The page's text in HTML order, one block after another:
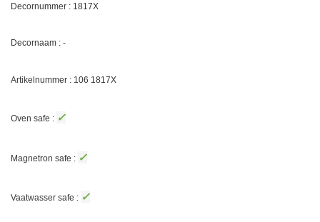
Decornummer : 1817X
Decornaam : -
Artikelnummer : 106 1817X
Oven safe : ✓
Magnetron safe : ✓
Vaatwasser safe : ✓